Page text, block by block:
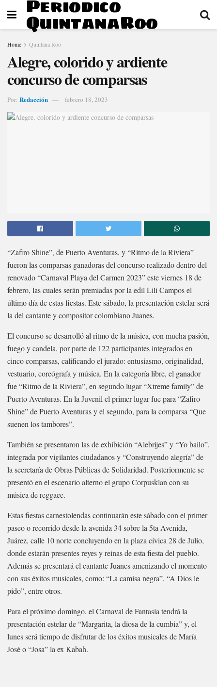
Periodico
QuintanaRoo
Home Quintana Roo
Alegre, colorido y ardiente
concurso de comparsas
Por: Redacción febrero 18, 2023
“Zafiro Shine”, de Puerto Aventuras, y “Ritmo de la Riviera”
fueron las comparsas ganadoras del concurso realizado dentro del
renovado “Carnaval Playa del Carmen 2023” este viernes 18 de
febrero, las cuales serán premiadas por la edil Lili Campos el
último día de estas fiestas. Este sábado, la presentación estelar será
la del cantante y compositor colombiano Juanes.
El concurso se desarrolló al ritmo de la música, con mucha pasión,
fuego y candela, por parte de 122 participantes integrados en
cinco comparsas, calificando el jurado: entusiasmo, originalidad,
vestuario, coreógrafa y música. En la categoría libre, el ganador
fue “Ritmo de la Riviera”, en segundo lugar “Xtreme family” de
Puerto Aventuras. En la Juvenil el primer lugar fue para “Zafiro
Shine” de Puerto Aventuras y el segundo, para la comparsa “Que
suenen los tambores”.
También se presentaron las de exhibición “Alebrijes” y “Yo bailo”,
integrada por vigilantes ciudadanos y “Construyendo alegría” de
la secretaría de Obras Públicas de Solidaridad. Posteriormente se
presentó en el escenario alterno el grupo Corpusklan con su
música de reggaee.
Estas fiestas carnestolendas continuarán este sábado con el primer
paseo o recorrido desde la avenida 34 sobre la 5ta Avenida,
Juárez, calle 10 norte concluyendo en la plaza cívica 28 de Julio,
donde estarán presentes reyes y reinas de esta fiesta del pueblo.
Además se presentará el cantante Juanes amenizando el momento
con sus éxitos musicales, como: “La camisa negra”, “A Dios le
pido”, entre otros.
Para el próximo domingo, el Carnaval de Fantasía tendrá la
presentación estelar de “Margarita, la diosa de la cumbia” y, el
lunes será tiempo de disfrutar de los éxitos musicales de María
José o “Josa” la ex Kabah.